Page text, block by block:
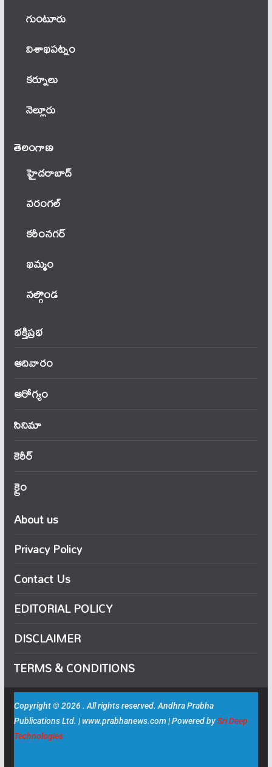
గుంటూరు
విశాఖపట్నం
కర్నూలు
నెల్లూరు
తెలంగాణ‌
హైదరాబాద్
వ‌రంగ‌ల్
కరీంనగర్
ఖ‌మ్మం
నల్గొండ
భక్తిప్రభ
ఆదివారం
ఆరోగ్యం
సినిమా
కెరీర్
క్రైం
About us
Privacy Policy
Contact Us
EDITORIAL POLICY
DISCLAIMER
TERMS & CONDITIONS
Copyright © 2026 . All rights reserved. Andhra Prabha
Publications Ltd. | www.prabhanews.com | Powered bySri Deep
Technologies